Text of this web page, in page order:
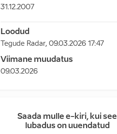
31.12.2007
Loodud
Tegude Radar, 09.03.2026 17:47
Viimane muudatus
09.03.2026
Saada mulle e-kiri, kui see
lubadus on uuendatud